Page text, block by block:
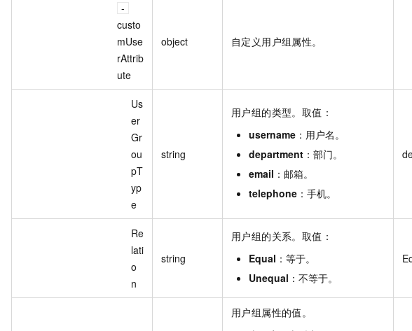
custo
mUse
rAttrib
ute
object 自定义用户组属性。
Us
er
Gr
ou
pT
yp
e
string
用户组的类型。取值：
username ：用户名。
department ：部门。
email ：邮箱。
telephone ：手机。
Re
lati
o
n
string
用户组的关系。取值：
Equal ：等于。
Unequal ：不等于。
用户组属性的值。